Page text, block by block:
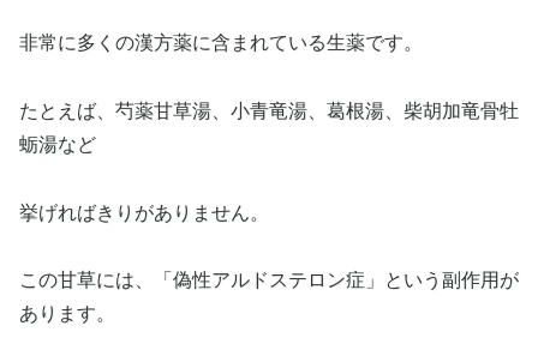
非常に多くの漢方薬に含まれている生薬です。
たとえば、芍薬甘草湯、小青竜湯、葛根湯、柴胡加竜骨牡
蛎湯など
挙げればきりがありません。
この甘草には、「偽性アルドステロン症」という副作用が
あります。